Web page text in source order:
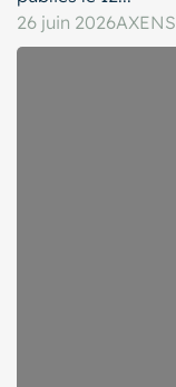
26 juin 2026AXENS